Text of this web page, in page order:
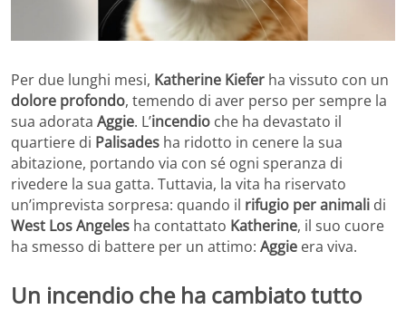
Per due lunghi mesi, Katherine Kiefer ha vissuto con un
dolore profondo, temendo di aver perso per sempre la
sua adorata Aggie. L’incendio che ha devastato il
quartiere di Palisades ha ridotto in cenere la sua
abitazione, portando via con sé ogni speranza di
rivedere la sua gatta. Tuttavia, la vita ha riservato
un’imprevista sorpresa: quando il rifugio per animali di
West Los Angeles ha contattato Katherine, il suo cuore
ha smesso di battere per un attimo: Aggie era viva.
Un incendio che ha cambiato tutto